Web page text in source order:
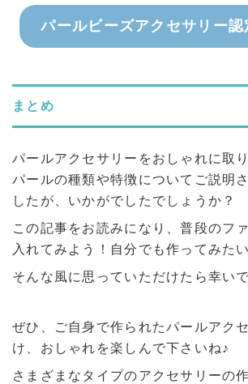
パールビーズアクセサリー認
まとめ
パールアクセサリーをおしゃれに取
パールの種類や特徴についてご説明
したが、いかがでしたでしょうか？
この記事をお読みになり、普段のフ
入れてみよう！自分でも作ってみたい
そんな風に思っていただけたら幸いで
ぜひ、ご自身で作られたパールアク
け、おしゃれを楽しんで下さいね♪
さまざまなタイプのアクセサリーの